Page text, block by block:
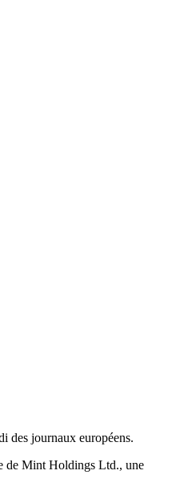
des journaux européens.
de Mint Holdings Ltd., une